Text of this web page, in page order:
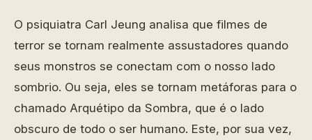
O psiquiatra Carl Jeung analisa que filmes de
terror se tornam realmente assustadores quando
seus monstros se conectam com o nosso lado
sombrio. Ou seja, eles se tornam metáforas para o
chamado Arquétipo da Sombra, que é o lado
obscuro de todo o ser humano. Este, por sua vez,